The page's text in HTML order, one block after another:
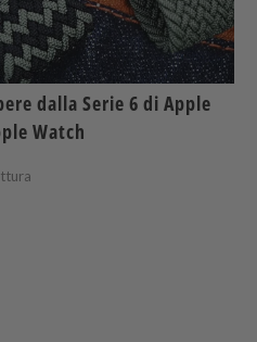
dalla Serie 6 di Apple
Watch